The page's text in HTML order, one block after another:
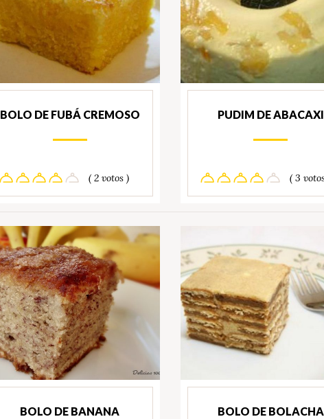
BOLO DE FUBÁ CREMOSO
( 2 votos )
PUDIM DE ABACAXI
( 3
BOLO DE BANANA
BOLO DE BOLACHA